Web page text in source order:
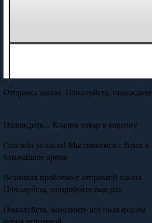
Отправка заказа. Пожалуйста, подождите
Подождите... Кладем товар в корзину
Спасибо за заказ! Мы свяжемся с Вами в
ближайшее время
Возникла проблема с отправкой заказа.
Пожалуйста, попробуйте еще раз.
Пожалуйста, заполните все поля формы